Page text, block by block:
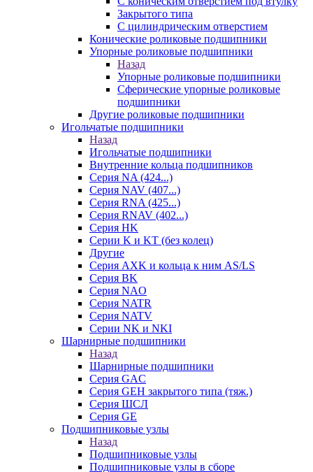
Закрытого типа
С цилиндрическим отверстием
Конические роликовые подшипники
Упорные роликовые подшипники
Назад
Упорные роликовые подшипники
Сферические упорные роликовые
подшипники
Другие роликовые подшипники
Игольчатые подшипники
Назад
Игольчатые подшипники
Внутренние кольца подшипников
Серия NA (424...)
Серия NAV (407...)
Серия RNA (425...)
Серия RNAV (402...)
Серия HK
Серии K и KT (без колец)
Другие
Серия AXK и кольца к ним AS/LS
Серия BK
Серия NAO
Серия NATR
Серия NATV
Серии NK и NKI
Шарнирные подшипники
Назад
Шарнирные подшипники
Серия GAC
Серия GEH закрытого типа (тяж.)
Серия ШСЛ
Серия GE
Подшипниковые узлы
Назад
Подшипниковые узлы
Подшипниковые узлы в сборе